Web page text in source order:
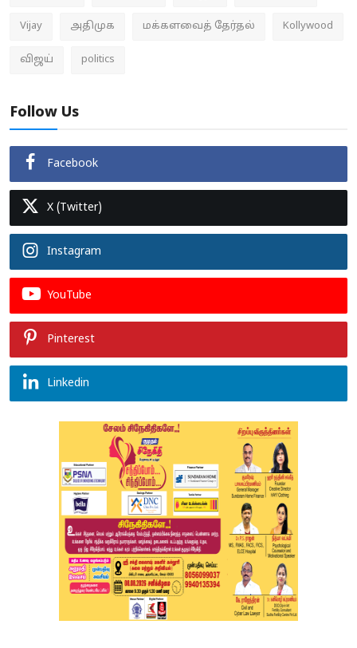
Vijay அதிமுக மக்களவைத் தேர்தல் Kollywood
விஜய் politics
Follow Us
Facebook
X (Twitter)
Instagram
YouTube
Pinterest
Linkedin